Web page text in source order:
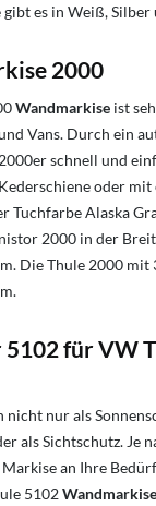
gibt es in Weiß, Silber
2000
Wandmarkise ist
Vans. Durch ein
schnell und
oder mit
Tuchfarbe Alaska
2000 in der
Die Thule 2000 mit
für VW
nicht nur als
als Sichtschutz. Je
an Ihre
5102Wandmarkise